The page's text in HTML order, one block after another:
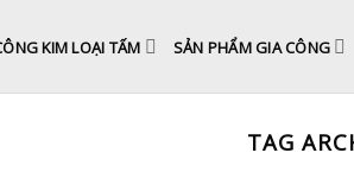
KIM LOẠI TẤM SẢN PHẨM GIA CÔNG
TAG